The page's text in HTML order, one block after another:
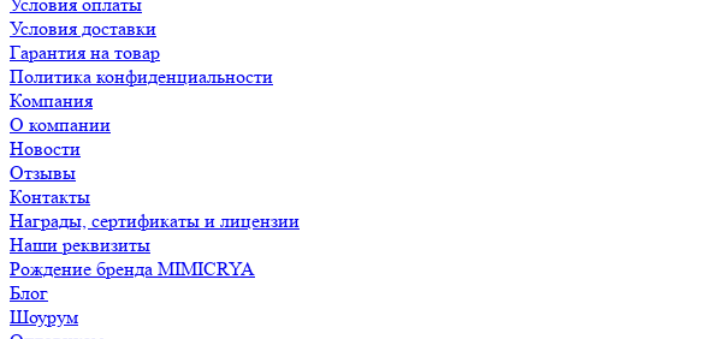
Условия доставки
Гарантия на товар
Политика конфиденциальности
Компания
О компании
Новости
Отзывы
Контакты
Награды, сертификаты и лицензии
Наши реквизиты
Рождение бренда MIMICRYA
Блог
Шоурум